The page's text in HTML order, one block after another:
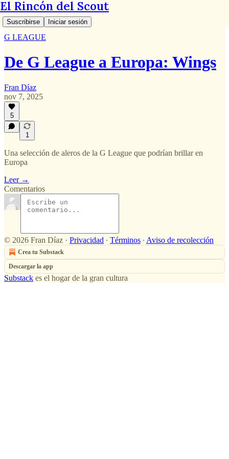
El Rincón del Scout
Suscribirse Iniciar sesión
G LEAGUE
De G League a Europa: Wings
Fran Díaz
nov 7, 2025
5
1
Una selección de aleros de la G League que podrían brillar en
Europa
Leer →
Comentarios
© 2026 Fran Díaz · Privacidad ∙ Términos ∙ Aviso de recolección
Crea tu Substack
Descargar la app
Substack es el hogar de la gran cultura